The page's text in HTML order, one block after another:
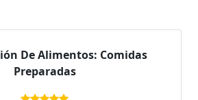
De Alimentos: Comidas
Preparadas